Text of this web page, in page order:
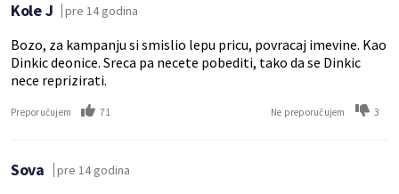
Kole J pre 14 godina
Bozo, za kampanju si smislio lepu pricu, povracaj imevine. Kao
Dinkic deonice. Sreca pa necete pobediti, tako da se Dinkic
nece reprizirati.
Preporučujem 71 Ne preporučujem 3
Sova pre 14 godina